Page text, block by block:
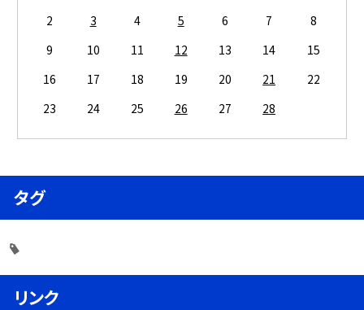
2
3 4 5 6 7
8
9
10 11 12 13 14
15
16
17 18 19 20 21
22
23
24 25 26 27 28
タグ
リンク